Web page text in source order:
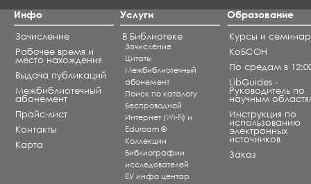
Инфо
Зачисление
Рабочее время и
место нахождения
Выдача публикаций
Межбиблиотечный
абонемент
Прайс-лист
Контакты
Карта
Услуги
В Библиотеке
Зачисление
Цитаты
Межбиблиотечный
абонемент
Поиск по каталогу
Беспроводной
Интернет (Wi-Fi) и
Eduroam ®
Коллекции
Библиографии
исследователей
ЕУ инфо центар
Образование
Курсы и
КоБСОН
По средам в
LibGuides -
Руководитель по
научным
Инструкция по
использованию
электронных
источников
Заказ